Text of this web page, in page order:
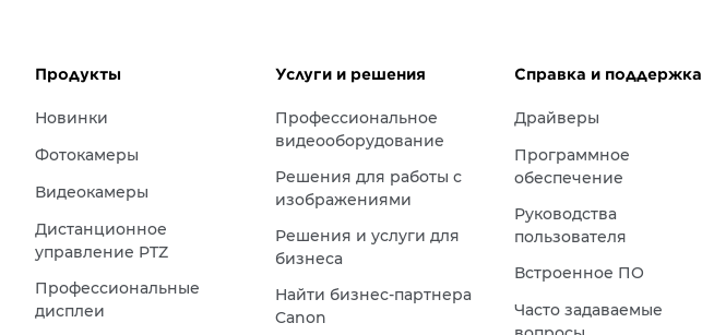
Продукты
Новинки
Фотокамеры
Видеокамеры
Дистанционное
управление PTZ
Профессиональные
дисплеи
Услуги и решения
Профессиональное
видеооборудование
Решения для работы с
изображениями
Решения и услуги для
бизнеса
Найти бизнес-партнера
Canon
Справка и поддержка
Драйверы
Программное
обеспечение
Руководства
пользователя
Встроенное ПО
Часто задаваемые